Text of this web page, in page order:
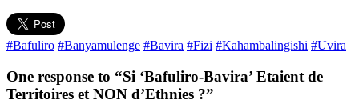
#Bafuliro #Banyamulenge #Bavira #Fizi #Kahambalingishi #Uvira
One response to “Si ‘Bafuliro-Bavira’ Etaient de
Territoires et NON d’Ethnies ?”